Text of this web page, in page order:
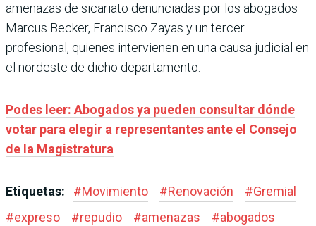
amenazas de sicariato denunciadas por los abogados
Marcus Becker, Francisco Zayas y un tercer
profesional, quienes intervienen en una causa judicial en
el nordeste de dicho departamento.
Podes leer: Abogados ya pueden consultar dónde
votar para elegir a representantes ante el Consejo
de la Magistratura
Etiquetas: #Movimiento #Renovación #Gremial
#expreso #repudio #amenazas #abogados